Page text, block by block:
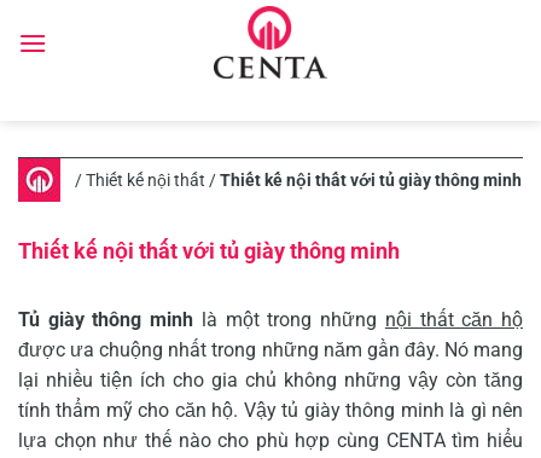
/Thiết kế nội thất /Thiết kế nội thất với tủ giày thông minh
Thiết kế nội thất với tủ giày thông minh
Tủ giày thông minh là một trong những nội thất căn hộ
được ưa chuộng nhất trong những năm gần đây. Nó mang
lại nhiều tiện ích cho gia chủ không những vậy còn tăng
tính thẩm mỹ cho căn hộ. Vậy tủ giày thông minh là gì nên
lựa chọn như thế nào cho phù hợp cùng CENTA tìm hiểu